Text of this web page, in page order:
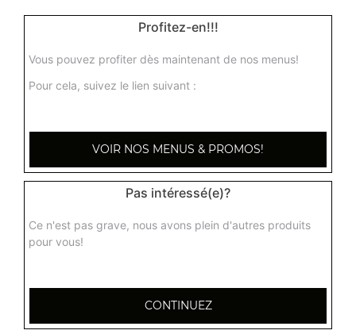
Profitez-en!!!
Vous pouvez profiter dès maintenant de nos menus!
Pour cela, suivez le lien suivant :
VOIR NOS MENUS & PROMOS!
Pas intéressé(e)?
Ce n'est pas grave, nous avons plein d'autres produits
pour vous!
CONTINUEZ